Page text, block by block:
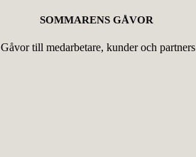
SOMMARENS GÅVOR
Gåvor till medarbetare, kunder och partners